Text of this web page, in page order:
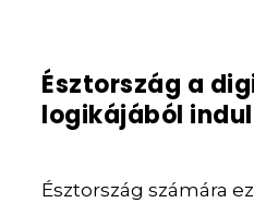
Észtország a
logikájából
Észtország számára